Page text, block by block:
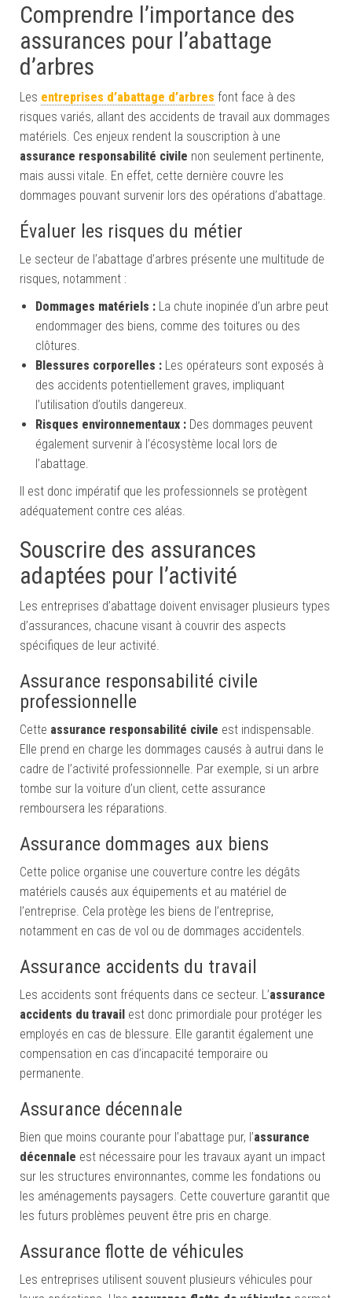
Comprendre l’importance des
assurances pour l’abattage
d’arbres
Les entreprises d’abattage d’arbres font face à des
risques variés, allant des accidents de travail aux dommages
matériels. Ces enjeux rendent la souscription à une
assurance responsabilité civile non seulement pertinente,
mais aussi vitale. En effet, cette dernière couvre les
dommages pouvant survenir lors des opérations d’abattage.
Évaluer les risques du métier
Le secteur de l’abattage d’arbres présente une multitude de
risques, notamment :
Dommages matériels : La chute inopinée d’un arbre peut
endommager des biens, comme des toitures ou des
clôtures.
Blessures corporelles : Les opérateurs sont exposés à
des accidents potentiellement graves, impliquant
l’utilisation d’outils dangereux.
Risques environnementaux : Des dommages peuvent
également survenir à l’écosystème local lors de
l’abattage.
Il est donc impératif que les professionnels se protègent
adéquatement contre ces aléas.
Souscrire des assurances
adaptées pour l’activité
Les entreprises d’abattage doivent envisager plusieurs types
d’assurances, chacune visant à couvrir des aspects
spécifiques de leur activité.
Assurance responsabilité civile
professionnelle
Cette assurance responsabilité civile est indispensable.
Elle prend en charge les dommages causés à autrui dans le
cadre de l’activité professionnelle. Par exemple, si un arbre
tombe sur la voiture d’un client, cette assurance
remboursera les réparations.
Assurance dommages aux biens
Cette police organise une couverture contre les dégâts
matériels causés aux équipements et au matériel de
l’entreprise. Cela protège les biens de l’entreprise,
notamment en cas de vol ou de dommages accidentels.
Assurance accidents du travail
Les accidents sont fréquents dans ce secteur. L’assurance
accidents du travail est donc primordiale pour protéger les
employés en cas de blessure. Elle garantit également une
compensation en cas d’incapacité temporaire ou
permanente.
Assurance décennale
Bien que moins courante pour l’abattage pur, l’assurance
décennale est nécessaire pour les travaux ayant un impact
sur les structures environnantes, comme les fondations ou
les aménagements paysagers. Cette couverture garantit que
les futurs problèmes peuvent être pris en charge.
Assurance flotte de véhicules
Les entreprises utilisent souvent plusieurs véhicules pour